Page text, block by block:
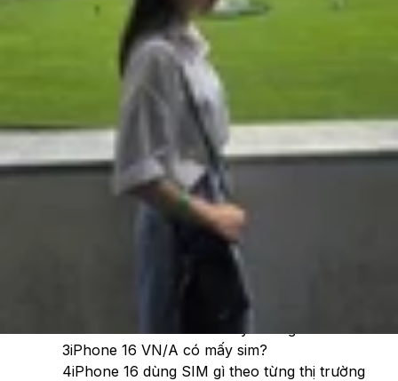
11/07/2026
Theo dõi XTMobile trên
3iPhone 16 VN/A có mấy sim?
4iPhone 16 dùng SIM gì theo từng thị trường